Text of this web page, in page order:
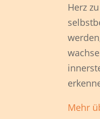
Herz
Mehr